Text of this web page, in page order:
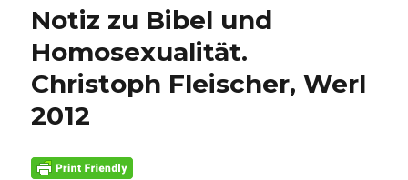
Notiz zu Bibel und
Homosexualität.
Christoph Fleischer, Werl
2012